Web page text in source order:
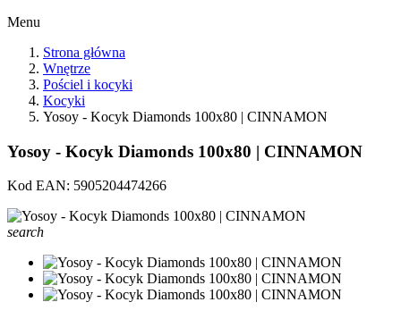
Menu
Strona główna
Wnętrze
Pościel i kocyki
Kocyki
Yosoy - Kocyk Diamonds 100x80 | CINNAMON
Yosoy - Kocyk Diamonds 100x80 | CINNAMON
Kod EAN: 5905204474266
search